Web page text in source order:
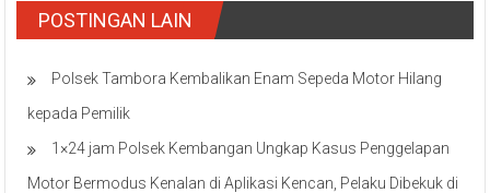
POSTINGAN LAIN
Polsek Tambora Kembalikan Enam Sepeda Motor Hilang
kepada Pemilik
1×24 jam Polsek Kembangan Ungkap Kasus Penggelapan
Motor Bermodus Kenalan di Aplikasi Kencan, Pelaku Dibekuk di